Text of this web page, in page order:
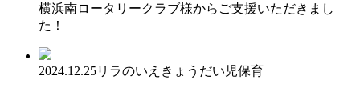
横浜南ロータリークラブ様からご支援いただきまし
た！
2024.12.25リラのいえ きょうだい児保育